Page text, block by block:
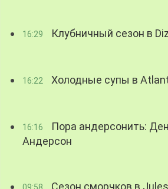
16:29 Клубничный сезон в
16:22 Холодные супы в
16:16
Пора андерсонить:
Андерсон
Сезон сморчков в